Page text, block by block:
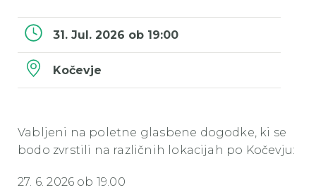
31. Jul. 2026 ob 19:00
Kočevje
Vabljeni na poletne glasbene dogodke, ki se
bodo zvrstili na različnih lokacijah po Kočevju:
27. 6. 2026 ob 19.00